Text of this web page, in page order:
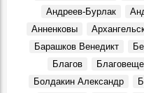
События, 7 Августа 1906
Хулиганистый характер.
Росии Юрию Скобелину
Герои, 7 Августа 1952
Подкулачник или
События, 7 Августа 1932
Андреев-Бурлак
Анненковы
Барашков Венедикт
Благов
Болдакин Александр